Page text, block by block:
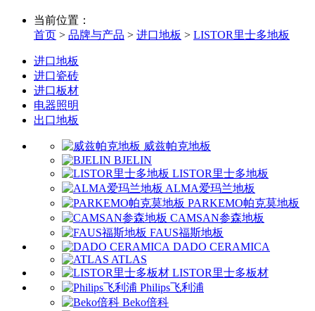
当前位置：
首页 > 品牌与产品 > 进口地板 > LISTOR里士多地板
进口地板
进口瓷砖
进口板材
电器照明
出口地板
威兹帕克地板
BJELIN
LISTOR里士多地板
ALMA爱玛兰地板
PARKEMO帕克莫地板
CAMSAN参森地板
FAUS福斯地板
DADO CERAMICA
ATLAS
LISTOR里士多板材
Philips飞利浦
Beko倍科